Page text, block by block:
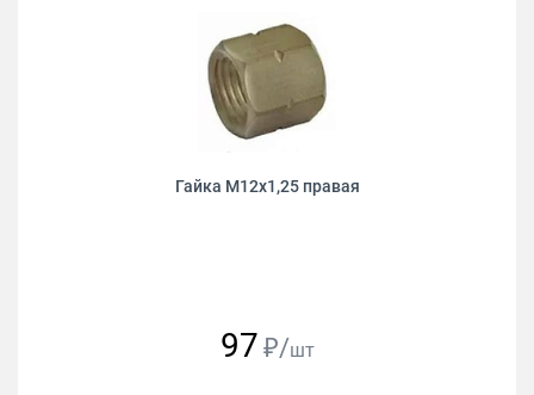
Гайка М12х1,25 правая
97 ₽/шт